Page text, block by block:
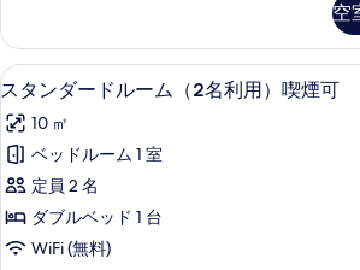
て
の
写
真
を
表
示
煙
室
の
す
べ
て
の
写
ル
ー
ム
煙
室
の
詳
細
空
ス
タ
ン
ダ
ー
ド
デスク、遮
1
スタンダードルーム（2名利用）喫煙可
10 ㎡
ベッドルーム 1 室
定員 2 名
ダブルベッド 1 台
WiFi (無料)